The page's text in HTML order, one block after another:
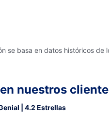
se basa en datos históricos de
nuestros
| 4.2 Estrellas